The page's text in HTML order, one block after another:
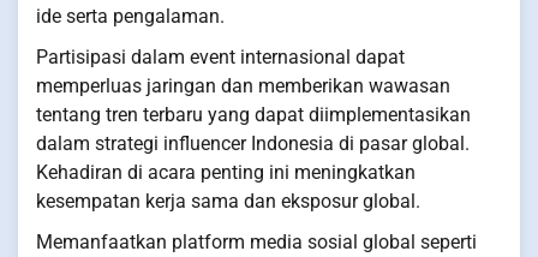
ide serta pengalaman.
Partisipasi dalam event internasional dapat
memperluas jaringan dan memberikan wawasan
tentang tren terbaru yang dapat diimplementasikan
dalam strategi influencer Indonesia di pasar global.
Kehadiran di acara penting ini meningkatkan
kesempatan kerja sama dan eksposur global.
Memanfaatkan platform media sosial global seperti